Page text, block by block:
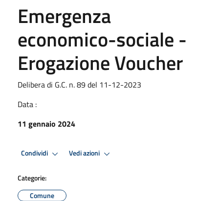
Emergenza
economico-sociale -
Erogazione Voucher
Delibera di G.C. n. 89 del 11-12-2023
Data :
11 gennaio 2024
Condividi Vedi azioni
Categorie:
Comune